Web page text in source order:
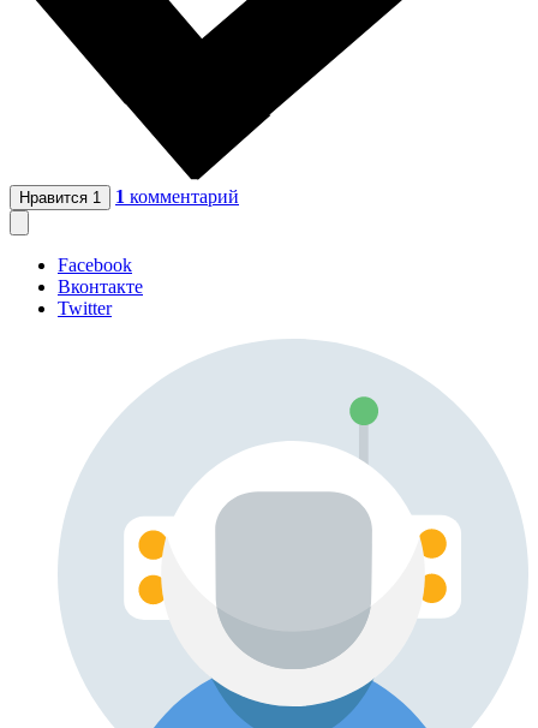
Нравится 1 1 комментарий
Facebook
Вконтакте
Twitter